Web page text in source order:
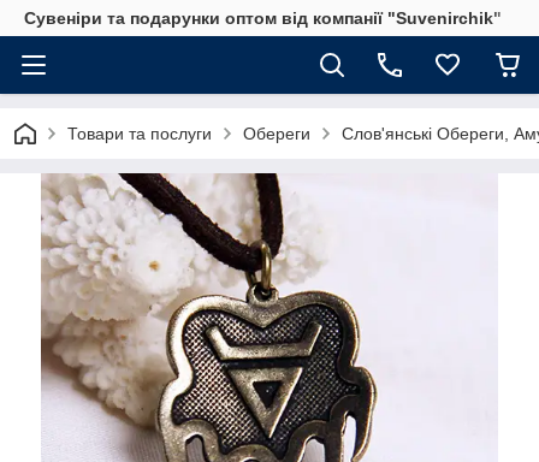
Сувеніри та подарунки оптом від компанії "Suvenirchik"
Товари та послуги Обереги Слов'янські Обереги,